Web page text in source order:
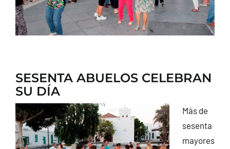
SESENTA ABUELOS CELEBRAN
SU DÍA
Más de
sesenta
mayores